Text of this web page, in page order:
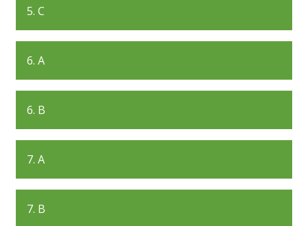
5. C
6. A
6. B
7. A
7. B